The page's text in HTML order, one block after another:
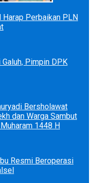
Perbaikan PLN
Pimpin DPK
Bersholawat
dan Warga Sambut
1448 H
Resmi Beroperasi